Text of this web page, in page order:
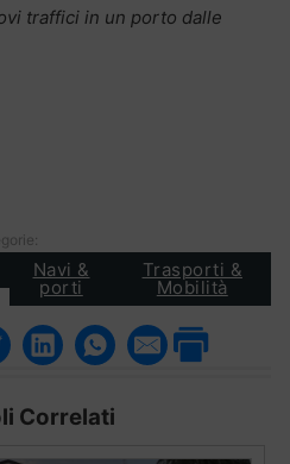
traffici in un porto dalle
Navi &
porti
Trasporti &
Mobilità
Correlati